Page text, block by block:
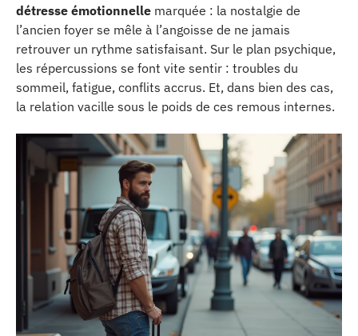
détresse émotionnelle marquée : la nostalgie de
l’ancien foyer se mêle à l’angoisse de ne jamais
retrouver un rythme satisfaisant. Sur le plan psychique,
les répercussions se font vite sentir : troubles du
sommeil, fatigue, conflits accrus. Et, dans bien des cas,
la relation vacille sous le poids de ces remous internes.